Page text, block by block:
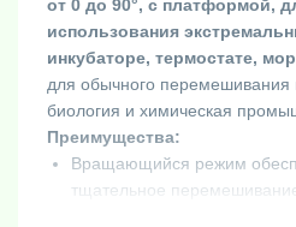
от 0 до 90°, с платформой,
использования
инкубаторе, термостате,
для обычного перемешивания
биология и химическая
Преимущества:
Вращающийся режим
тщательное